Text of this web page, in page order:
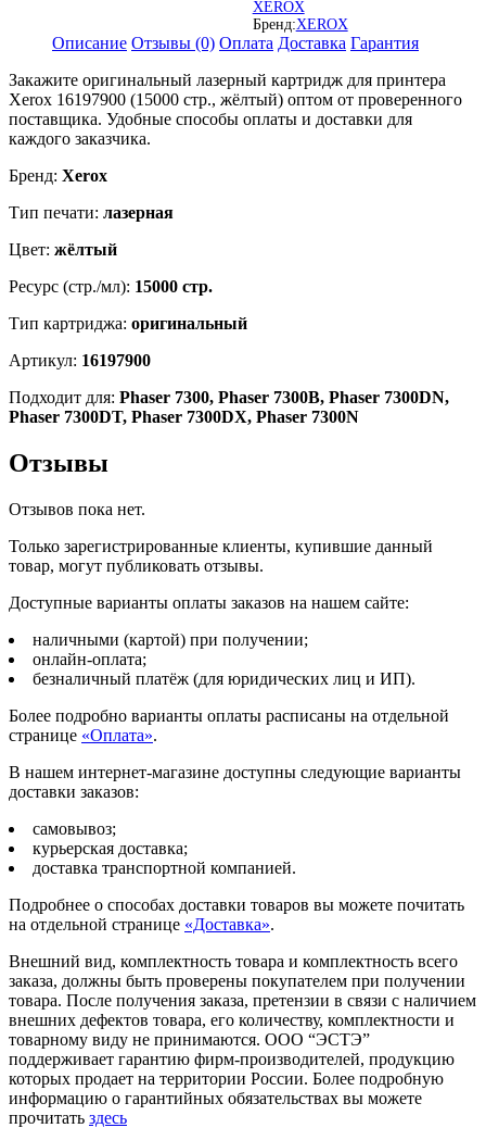
Phaser
7300B,
Phaser
Phaser
7300DT,
и
XEROX
Бренд:XEROX
Описание Отзывы (0) Оплата Доставка Гарантия
Закажите оригинальный лазерный картридж для принтера
Xerox 16197900 (15000 стр., жёлтый) оптом от проверенного
поставщика. Удобные способы оплаты и доставки для
каждого заказчика.
Бренд: Xerox
Тип печати: лазерная
Цвет: жёлтый
Ресурс (стр./мл): 15000 стр.
Тип картриджа: оригинальный
Артикул: 16197900
Подходит для: Phaser 7300, Phaser 7300B, Phaser 7300DN,
Phaser 7300DT, Phaser 7300DX, Phaser 7300N
Отзывы
Отзывов пока нет.
Только зарегистрированные клиенты, купившие данный
товар, могут публиковать отзывы.
Доступные варианты оплаты заказов на нашем сайте:
наличными (картой) при получении;
онлайн-оплата;
безналичный платёж (для юридических лиц и ИП).
Более подробно варианты оплаты расписаны на отдельной
странице «Оплата».
В нашем интернет-магазине доступны следующие варианты
доставки заказов:
самовывоз;
курьерская доставка;
доставка транспортной компанией.
Подробнее о способах доставки товаров вы можете почитать
на отдельной странице «Доставка».
Внешний вид, комплектность товара и комплектность всего
заказа, должны быть проверены покупателем при получении
товара. После получения заказа, претензии в связи с наличием
внешних дефектов товара, его количеству, комплектности и
товарному виду не принимаются. ООО “ЭСТЭ”
поддерживает гарантию фирм-производителей, продукцию
которых продает на территории России. Более подробную
информацию о гарантийных обязательствах вы можете
прочитать здесь